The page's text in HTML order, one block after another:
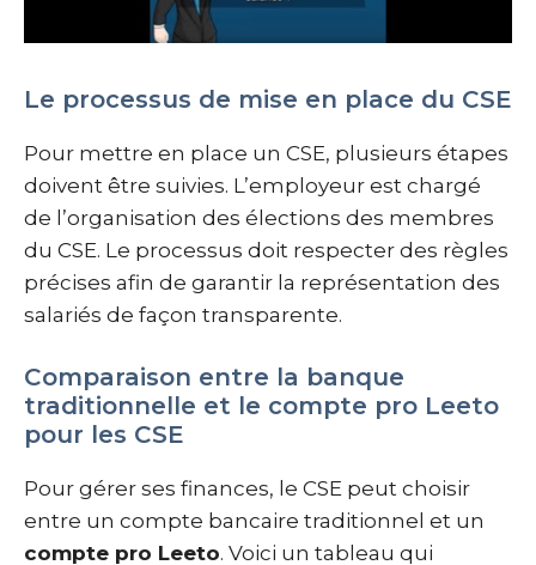
Le processus de mise en place du CSE
Pour mettre en place un CSE, plusieurs étapes
doivent être suivies. L’employeur est chargé
de l’organisation des élections des membres
du CSE. Le processus doit respecter des règles
précises afin de garantir la représentation des
salariés de façon transparente.
Comparaison entre la banque
traditionnelle et le compte pro Leeto
pour les CSE
Pour gérer ses finances, le CSE peut choisir
entre un compte bancaire traditionnel et un
compte pro Leeto. Voici un tableau qui